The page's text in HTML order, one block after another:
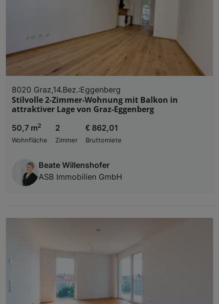
8020 Graz,14.Bez.:Eggenberg
Stilvolle 2-Zimmer-Wohnung mit Balkon in
attraktiver Lage von Graz-Eggenberg
50,7 m2
Wohnfläche
2
Zimmer
€ 862,01
Bruttomiete
Beate Willenshofer
ASB Immobilien GmbH